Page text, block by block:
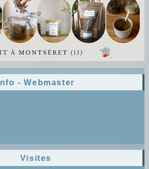
Info - Webmaster
Visites